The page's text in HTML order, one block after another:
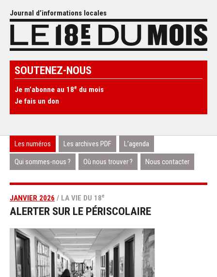
Journal d’informations locales
SOUTENEZ-NOUS
Je m’abonne au 18e du mois
Je fais un don
Les numéros Les archives PDF L’agenda
Qui sommes-nous ? Où nous trouver ? Nous contacter
JANVIER 2026 / LA VIE DU 18e
ALERTER SUR LE PÉRISCOLAIRE